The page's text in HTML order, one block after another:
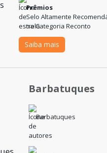
Prêmios
Selo Altamente
na Categoria Reconto
Saiba mais
Barbatuques
Barbatuques